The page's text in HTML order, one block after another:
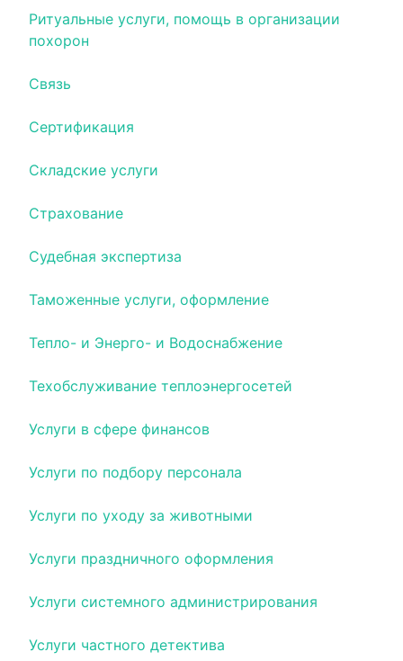
Ритуальные услуги, помощь в организации
похорон
Связь
Сертификация
Складские услуги
Страхование
Судебная экспертиза
Таможенные услуги, оформление
Тепло- и Энерго- и Водоснабжение
Техобслуживание теплоэнергосетей
Услуги в сфере финансов
Услуги по подбору персонала
Услуги по уходу за животными
Услуги праздничного оформления
Услуги системного администрирования
Услуги частного детектива